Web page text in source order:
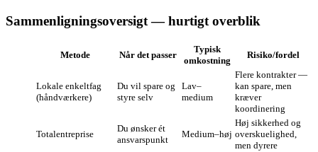
Sammenligningsoversigt — hurtigt overblik
Metode Når det passer
Typisk
omkostning
Risiko/fordel
Lokale enkeltfag
(håndværkere)
Du vil spare og
styre selv
Lav–
medium
Flere kontrakter —
kan spare, men
kræver
koordinering
Totalentreprise
Du ønsker ét
ansvarspunkt
Medium–høj
Høj sikkerhed og
overskuelighed,
men dyrere